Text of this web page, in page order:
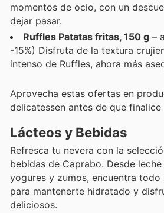
momentos de ocio, con un
dejar pasar.
Ruffles Patatas fritas, 150 g –
-15%) Disfruta de la textura
intenso de Ruffles, ahora más
Aprovecha estas ofertas en
delicatessen antes de que
Lácteos y Bebidas
Refresca tu nevera con la
bebidas de Caprabo. Desde
yogures y zumos, encuentra todo
para mantenerte hidratado y
deliciosos.